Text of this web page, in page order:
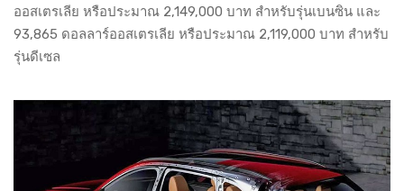
ออสเตรเลีย หรือประมาณ 2,149,000 บาท สำหรับรุ่นเบนซิน และ
93,865 ดอลลาร์ออสเตรเลีย หรือประมาณ 2,119,000 บาท สำหรับ
รุ่นดีเซล